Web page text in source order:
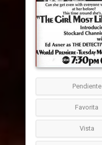
Pendiente
Favorita
Vista